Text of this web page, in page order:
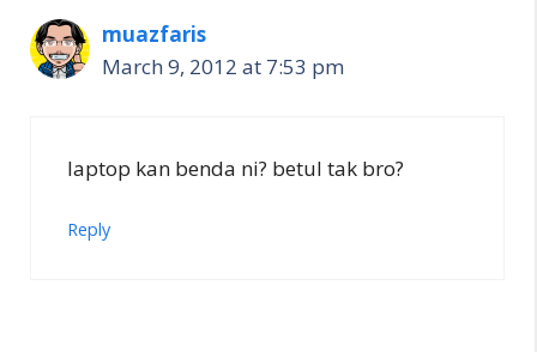
muazfaris
March 9, 2012 at 7:53 pm
laptop kan benda ni? betul tak bro?
Reply